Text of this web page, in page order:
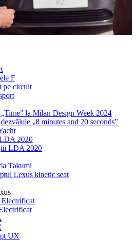
F
pe circuit
la Milan Design Week 2024
„8 minutes and 20 seconds”
2020
LDA 2020
Takumi
Lexus kinetic seat
UX